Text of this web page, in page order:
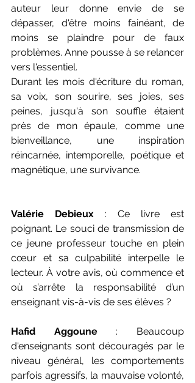
auteur leur donne envie de se
dépasser, d'être moins fainéant, de
moins se plaindre pour de faux
problèmes. Anne pousse à se relancer
vers l'essentiel.
Durant les mois d'écriture du roman,
sa voix, son sourire, ses joies, ses
peines, jusqu'à son souffle étaient
près de mon épaule, comme une
bienveillance, une inspiration
réincarnée, intemporelle, poétique et
magnétique, une survivance.
Valérie Debieux : Ce livre est
poignant. Le souci de transmission de
ce jeune professeur touche en plein
cœur et sa culpabilité interpelle le
lecteur. À votre avis, où commence et
où s’arrête la responsabilité d’un
enseignant vis-à-vis de ses élèves ?
Hafid Aggoune : Beaucoup
d'enseignants sont découragés par le
niveau général, les comportements
parfois agressifs, la mauvaise volonté,